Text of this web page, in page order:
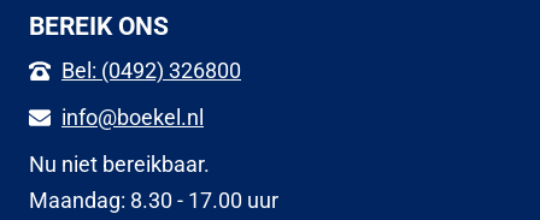
BEREIK ONS
Bel: (0492) 326800
info@boekel.nl
Nu niet bereikbaar.
Maandag: 8.30 - 17.00 uur